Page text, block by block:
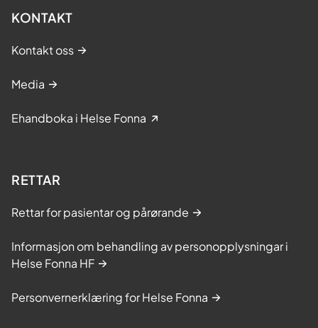
KONTAKT
Kontakt oss
Media
Ehandboka i Helse Fonna
RETTAR
Rettar for pasientar og pårørande
Informasjon om behandling av personopplysningar i
Helse Fonna HF
Personvernerklæring for Helse Fonna